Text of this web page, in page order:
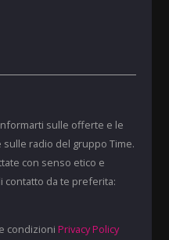
sulle offerte e le
radio del gruppo Time.
con senso etico e
contatto da te preferita:
condizioni Privacy Policy